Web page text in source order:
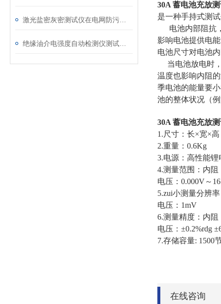
30A 蓄电池充放
是一种手持式测
电池内部阻抗，
影响电池提供电
电池尺寸对电池
当电池放电时，
温度也影响内阻
季电池的能量要
池的整体状况（
30A 蓄电池充放
1.尺寸：长×宽×高
2.重量：0.6Kg
3.电源：高性能锂
4.测量范围：内阻
电压：0.000V～
5.zui小测量分辨
电压：
6.测量精度：内阻
电压：±0.2%rdg
7.存储容量: 1500
在线咨询